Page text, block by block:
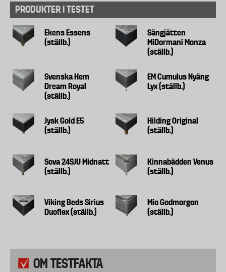
PRODUKTER I TESTET
Ekens Essens
(ställb.)
Sängjätten
MiDormani Monza
(ställb.)
Svenska Hem
Dream Royal
(ställb.)
EM Cumulus Nyäng
Lyx (ställb.)
Jysk Gold E5
(ställb.)
Hilding Original
(ställb.)
Sova 24SJU Midnatt
(ställb.)
Kinnabädden Venus
(ställb.)
Viking Beds Sirius
Duoflex (ställb.)
Mio Godmorgon
(ställb.)
OM TESTFAKTA